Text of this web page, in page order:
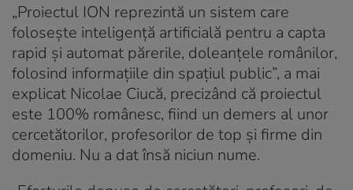
„Proiectul ION reprezintă un sistem care
foloseşte inteligenţă artificială pentru a capta
rapid şi automat părerile, doleanţele românilor,
folosind informaţiile din spaţiul public”, a mai
explicat Nicolae Ciucă, precizând că proiectul
este 100% românesc, fiind un demers al unor
cercetătorilor, profesorilor de top și firme din
domeniu. Nu a dat însă niciun nume.